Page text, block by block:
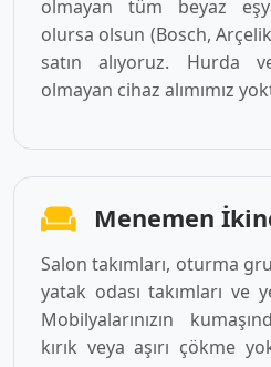
olmayan tüm beyaz
olursa olsun (Bosch,
satın alıyoruz. Hurda
olmayan cihaz alımımız
Menemen
Salon takımları, oturma
yatak odası takımları ve
Mobilyalarınızın
kırık veya aşırı çökme